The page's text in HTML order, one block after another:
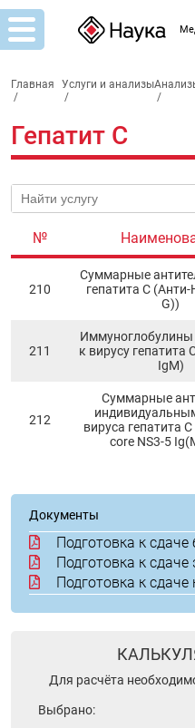
Главная
/
Услуги и анализы
/
/
Гепатит C
№
210
Cуммарные
гепатита С
G))
211
Иммуноглобулины
к вирусу гепатита
IgM)
212
Суммарные
вируса гепатита
core NS3-5
Документы
Подготовка к
Подготовка к сдаче
Подготовка к сдаче
Для расчёта
Выбрано: